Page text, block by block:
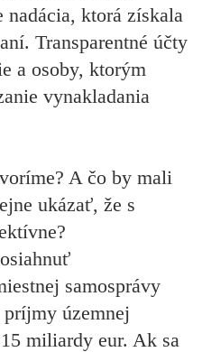
nadácia, ktorá získala
Transparentné účty
a osoby, ktorým
vynakladania
A čo by mali
ukázať, že s
samosprávy
územnej
miliardy eur. Ak sa